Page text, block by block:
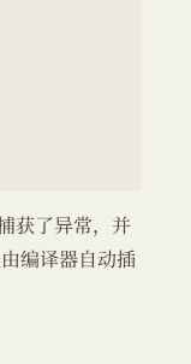
获了异常，并
编译器自动插